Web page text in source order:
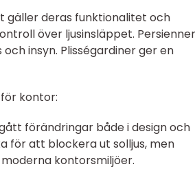
gäller deras funktionalitet och
över ljusinsläppet. Persienner
insyn. Plisségardiner ger en
kontor:
förändringar både i design och
för att blockera ut solljus, men
kontorsmiljöer.